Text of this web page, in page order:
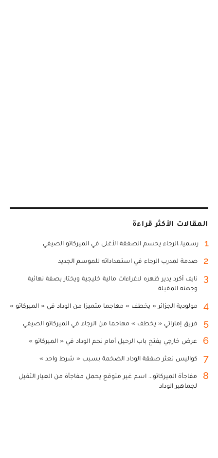
المقالات الأكثر قراءة
1 رسميا..الرجاء يحسم الصفقة الأغلى في الميركاتو الصيفي
2 صدمة لمدرب الرجاء في استعداداته للموسم الجديد
3
نايف أكرد يدير ظهره لاغراءات مالية خليجية ويختار بصفة نهائية
وجهته المقبلة
4 مولودية الجزائر « يخطف » مهاجما متميزا من الوداد في « الميركاتو »
5 فريق إماراتي « يخطف » مهاجما من الرجاء في الميركاتو الصيفي
6 عرض خارجي يفتح باب الرحيل أمام نجم الوداد في « الميركاتو »
7 كواليس تعثر صفقة الوداد الضخمة بسبب « شرط واحد »
8
مفاجأة الميركاتو... اسم غير متوقع يحمل مفاجأة من العيار الثقيل
لجماهير الوداد